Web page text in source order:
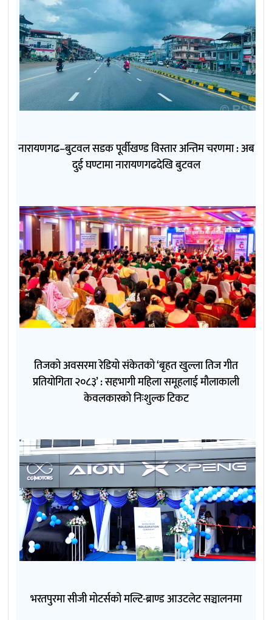
नारायणगढ–बुटवल सडक पूर्वीखण्ड विस्तार अन्तिम चरणमा : अब
दुई घण्टामा नारायणगढदेखि बुटवल
तिजको अवसरमा रेडियो संकेतको ‘बृहत खुल्ला तिज गीत
प्रतियोगिता २०८३’ : सहभागी महिला समूहलाई मौलाकाली
केवलकारको निःशुल्क टिकट
भरतपुरमा सीजी मोटर्सको मल्टि-ब्राण्ड आउटलेट सञ्चालनमा